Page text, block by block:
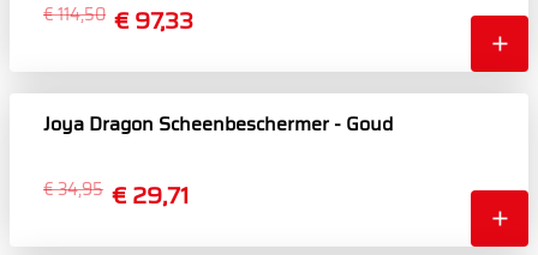
€ 97,33
€ 114,50
Joya Dragon Scheenbeschermer - Goud
€ 29,71
€ 34,95